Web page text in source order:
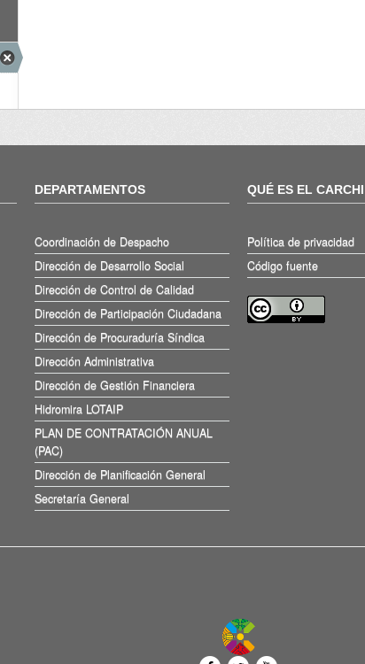
DEPARTAMENTOS
Coordinación de Despacho
Dirección de Desarrollo Social
Dirección de Control de Calidad
Dirección de Participación Ciudadana
Dirección de Procuraduría Síndica
Dirección Administrativa
Dirección de Gestión Financiera
Hidromira LOTAIP
PLAN DE CONTRATACIÓN ANUAL
(PAC)
Dirección de Planificación General
Secretaría General
QUÉ ES EL CARCHI
Política de privacidad
Código fuente